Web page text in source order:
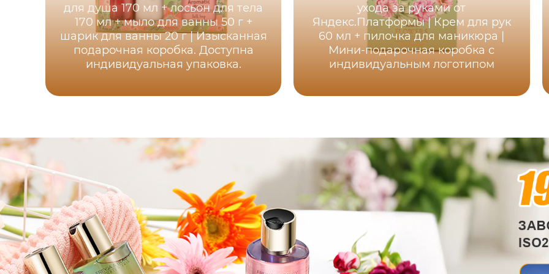
для душа 170 мл + лосьон для тела
170 мл + мыло для ванны 50 г +
шарик для ванны 20 г | Изысканная
подарочная коробка. Доступна
индивидуальная упаковка.
ухода за руками от
Яндекс.Платформы | Крем для рук
60 мл + пилочка для маникюра |
Мини-подарочная коробка с
индивидуальным логотипом